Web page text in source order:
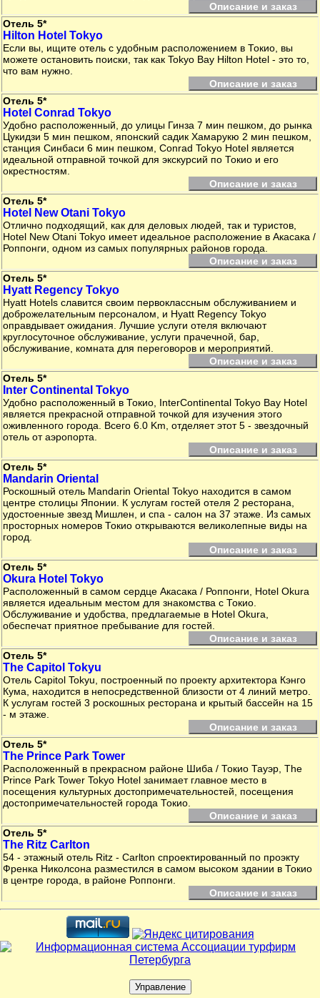
Описание и заказ
Отель 5*
Hilton Hotel Tokyo
Если вы, ищите отель с удобным расположением в Токио, вы
можете остановить поиски, так как Tokyo Bay Hilton Hotel - это то,
что вам нужно.
Описание и заказ
Отель 5*
Hotel Conrad Tokyo
Удобно расположенный, до улицы Гинза 7 мин пешком, до рынка
Цукидзи 5 мин пешком, японский садик Хамарукю 2 мин пешком,
станция Синбаси 6 мин пешком, Conrad Tokyo Hotel является
идеальной отправной точкой для экскурсий по Токио и его
окрестностям.
Описание и заказ
Отель 5*
Hotel New Otani Tokyo
Отлично подходящий, как для деловых людей, так и туристов,
Hotel New Otani Tokyo имеет идеальное расположение в Акасака /
Роппонги, одном из самых популярных районов города.
Описание и заказ
Отель 5*
Hyatt Regency Tokyo
Hyatt Hotels славится своим первоклассным обслуживанием и
доброжелательным персоналом, и Hyatt Regency Tokyo
оправдывает ожидания. Лучшие услуги отеля включают
круглосуточное обслуживание, услуги прачечной, бар,
обслуживание, комната для переговоров и мероприятий.
Описание и заказ
Отель 5*
Inter Continental Tokyo
Удобно расположенный в Токио, InterContinental Tokyo Bay Hotel
является прекрасной отправной точкой для изучения этого
оживленного города. Всего 6.0 Km, отделяет этот 5 - звездочный
отель от аэропорта.
Описание и заказ
Отель 5*
Mandarin Oriental
Роскошный отель Mandarin Oriental Tokyo находится в самом
центре столицы Японии. К услугам гостей отеля 2 ресторана,
удостоенные звезд Мишлен, и спа - салон на 37 этаже. Из самых
просторных номеров Токио открываются великолепные виды на
город.
Описание и заказ
Отель 5*
Okura Hotel Tokyo
Расположенный в самом сердце Акасака / Роппонги, Hotel Okura
является идеальным местом для знакомства с Токио.
Обслуживание и удобства, предлагаемые в Hotel Okura,
обеспечат приятное пребывание для гостей.
Описание и заказ
Отель 5*
The Capitol Tokyu
Отель Capitol Tokyu, построенный по проекту архитектора Кэнго
Кума, находится в непосредственной близости от 4 линий метро.
К услугам гостей 3 роскошных ресторана и крытый бассейн на 15
- м этаже.
Описание и заказ
Отель 5*
The Prince Park Tower
Расположенный в прекрасном районе Шиба / Токио Тауэр, The
Prince Park Tower Tokyo Hotel занимает главное место в
посещения культурных достопримечательностей, посещения
достопримечательностей города Токио.
Описание и заказ
Отель 5*
The Ritz Carlton
54 - этажный отель Ritz - Carlton спроектированный по проэкту
Френка Николсона разместился в самом высоком здании в Токио
в центре города, в районе Роппонги.
Описание и заказ